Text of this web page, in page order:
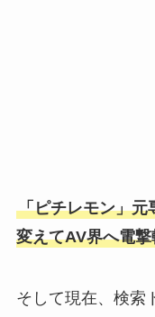
「ピチレモン」元
変えてAV界へ電
そして現在、検索